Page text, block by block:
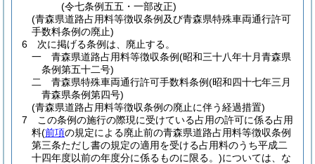
(令七条例五五・一部改正)
(青森県道路占用料等徴収条例及び青森県特殊車両通行許可
手数料条例の廃止)
6
次に掲げる条例は、廃止する。
一
青森県道路占用料等徴収条例(昭和三十八年十月青森県
条例第五十二号)
二
青森県特殊車両通行許可手数料条例(昭和四十七年三月
青森県条例第四号)
(青森県道路占用料等徴収条例の廃止に伴う経過措置)
7
この条例の施行の際現に受けている占用の許可に係る占用
料(前項の規定による廃止前の青森県道路占用料等徴収条例
第三条ただし書の規定の適用を受ける占用料のうち平成二
十四年度以前の年度分に係るものに限る。)については、な